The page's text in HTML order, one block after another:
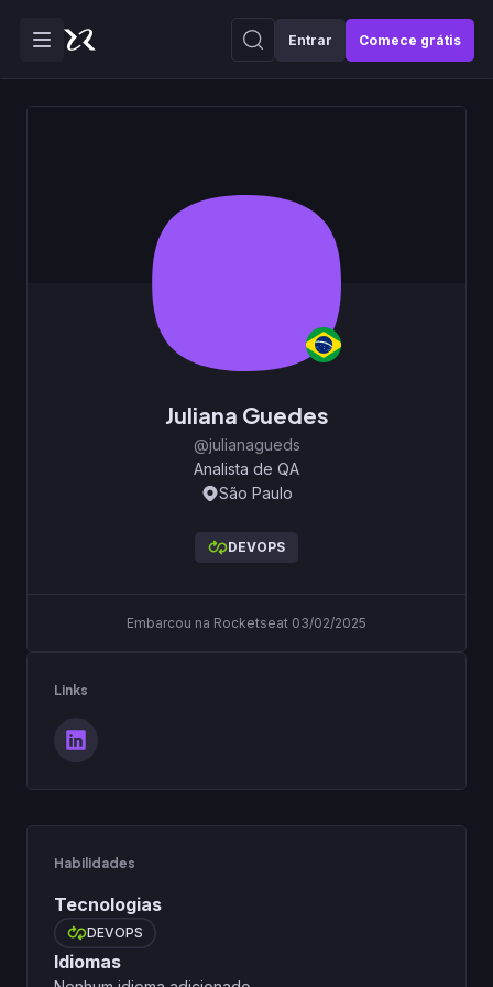
Entrar Comece grátis
Juliana Guedes
@julianagueds
Analista de QA
São Paulo
DEVOPS
Embarcou na Rocketseat 03/02/2025
Links
Habilidades
Tecnologias
DEVOPS
Idiomas